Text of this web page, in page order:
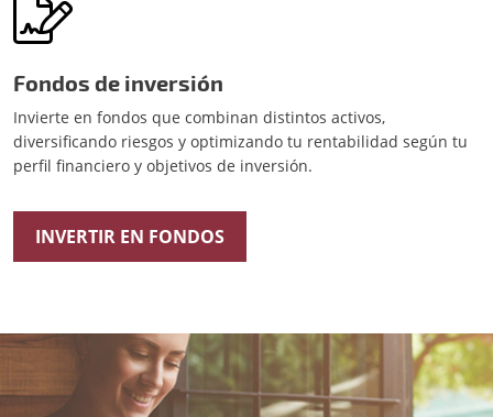
Fondos de inversión
Invierte en fondos que combinan distintos activos,
diversificando riesgos y optimizando tu rentabilidad según tu
perfil financiero y objetivos de inversión.
INVERTIR EN FONDOS